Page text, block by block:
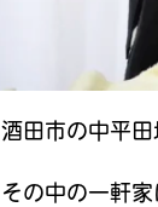
酒田市の中平
その中の一軒